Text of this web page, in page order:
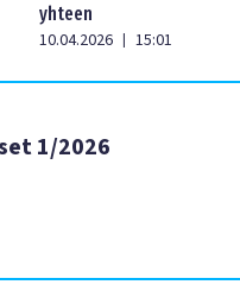
yhteen
10.04.2026 | 15:01
1/2026